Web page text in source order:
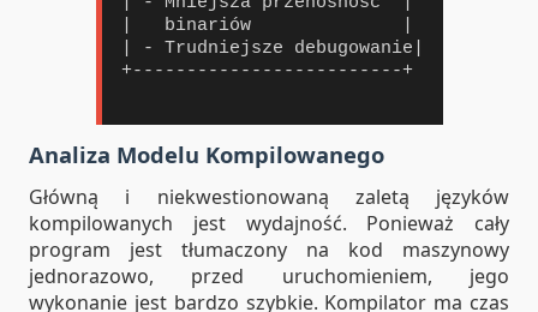
Analiza Modelu Kompilowanego
Główną i niekwestionowaną zaletą języków
kompilowanych jest wydajność. Ponieważ cały
program jest tłumaczony na kod maszynowy
jednorazowo, przed uruchomieniem, jego
wykonanie jest bardzo szybkie. Kompilator ma czas
|   binariów              |
| - Trudniejsze debugowanie|
+-------------------------+